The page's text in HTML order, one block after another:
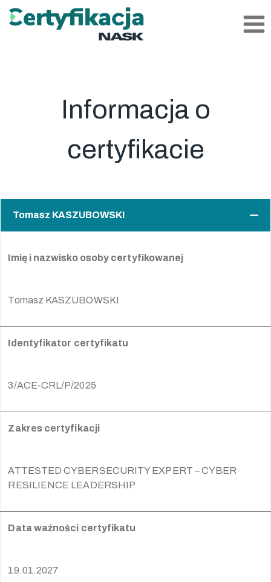
Przejdź
do
Informacja o
certyfikacie
Tomasz KASZUBOWSKI
Imię i nazwisko osoby certyfikowanej
Tomasz KASZUBOWSKI
Identyfikator certyfikatu
3/ACE-CRL/P/2025
Zakres certyfikacji
ATTESTED CYBERSECURITY EXPERT – CYBER
RESILIENCE LEADERSHIP
Data ważności certyfikatu
19.01.2027